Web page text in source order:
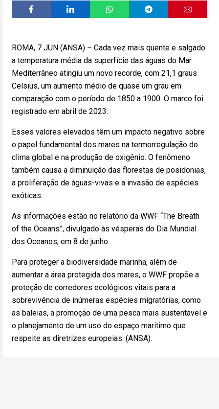
ROMA, 7 JUN (ANSA) – Cada vez mais quente e salgado:
a temperatura média da superfície das águas do Mar
Mediterrâneo atingiu um novo recorde, com 21,1 graus
Celsius, um aumento médio de quase um grau em
comparação com o período de 1850 a 1900. O marco foi
registrado em abril de 2023.
Esses valores elevados têm um impacto negativo sobre
o papel fundamental dos mares na termorregulação do
clima global e na produção de oxigênio. O fenômeno
também causa a diminuição das florestas de posidonias,
a proliferação de águas-vivas e a invasão de espécies
exóticas.
As informações estão no relatório da WWF “The Breath
of the Oceans”, divulgado às vésperas do Dia Mundial
dos Oceanos, em 8 de junho.
Para proteger a biodiversidade marinha, além de
aumentar a área protegida dos mares, o WWF propõe a
proteção de corredores ecológicos vitais para a
sobrevivência de inúmeras espécies migratórias, como
as baleias, a promoção de uma pesca mais sustentável e
o planejamento de um uso do espaço marítimo que
respeite as diretrizes europeias. (ANSA).